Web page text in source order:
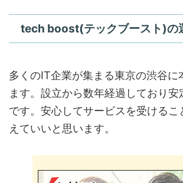
tech boost(テックブースト)の
多くのIT企業が集まる東京の渋谷に
ます。設立から数年経過しており安
です。安心してサービスを受けるこ
えていいと思います。